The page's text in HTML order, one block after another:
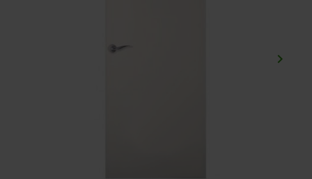
keyboard_arrow_right